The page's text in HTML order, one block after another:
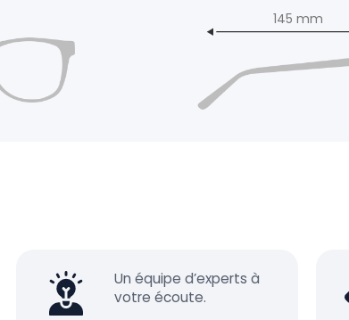
145 mm
Un équipe d’experts à
votre écoute.